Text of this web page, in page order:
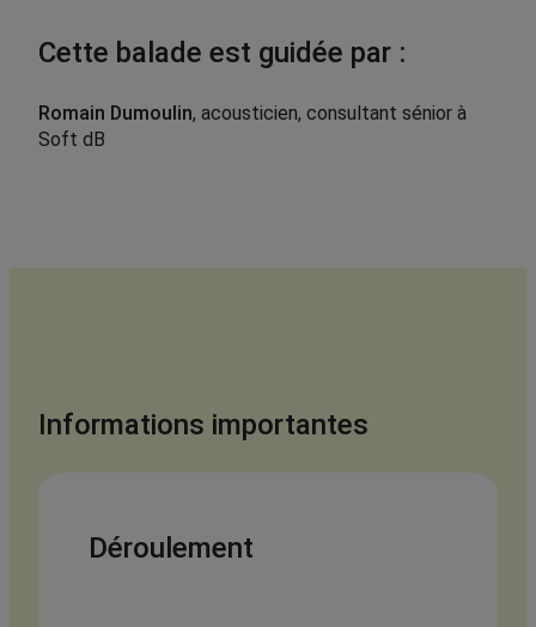
Cette balade est guidée par :
Romain Dumoulin, acousticien, consultant sénior à
Soft dB
Informations importantes
Déroulement